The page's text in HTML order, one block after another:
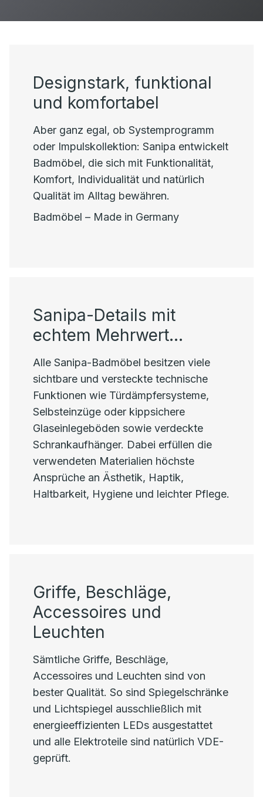
Designstark, funktional
und komfortabel
Aber ganz egal, ob Systemprogramm
oder Impulskollektion: Sanipa entwickelt
Badmöbel, die sich mit Funktionalität,
Komfort, Individualität und natürlich
Qualität im Alltag bewähren.
Badmöbel – Made in Germany
Sanipa-Details mit
echtem Mehrwert…
Alle Sanipa-Badmöbel besitzen viele
sichtbare und versteckte technische
Funktionen wie Tür­dämpfer­sys­teme,
Selbsteinzüge oder kippsichere
Glaseinlegeböden sowie verdeckte
Schrankaufhänger. Dabei erfüllen die
verwendeten Materialien höchste
Ansprüche an Ästhetik, Haptik,
Haltbarkeit, Hygiene und leichter Pflege.
Griffe, Beschläge,
Accessoires und
Leuchten
Sämtliche Griffe, Beschläge,
Accessoires und Leuchten sind von
bester Qualität. So sind Spiegelschränke
und Lichtspiegel ausschließlich mit
energieeffizienten LEDs ausgestattet
und alle Elektroteile sind natürlich VDE-
geprüft.